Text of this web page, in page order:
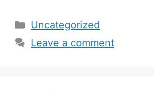
Categories
Uncategorized
Leave a comment